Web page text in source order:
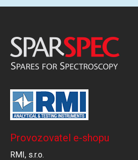
Provozovatel e-shopu
RMI, s.r.o.